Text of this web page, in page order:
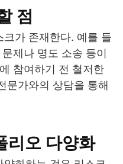
점
가 존재한다. 예를 들
제나 명도 소송 등이
참여하기 전 철저한
문가와의 상담을 통해
리오 다양화